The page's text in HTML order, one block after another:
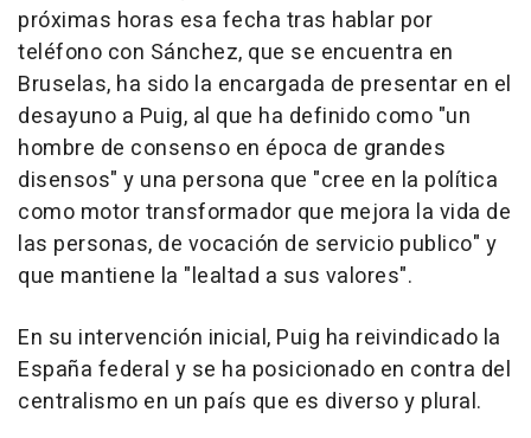
próximas horas esa fecha tras hablar por
teléfono con Sánchez, que se encuentra en
Bruselas, ha sido la encargada de presentar en el
desayuno a Puig, al que ha definido como "un
hombre de consenso en época de grandes
disensos" y una persona que "cree en la política
como motor transformador que mejora la vida de
las personas, de vocación de servicio publico" y
que mantiene la "lealtad a sus valores".
En su intervención inicial, Puig ha reivindicado la
España federal y se ha posicionado en contra del
centralismo en un país que es diverso y plural.